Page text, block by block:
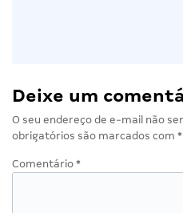
Deixe um
O seu endereço de e-mail não
obrigatórios são marcados com *
Comentário *